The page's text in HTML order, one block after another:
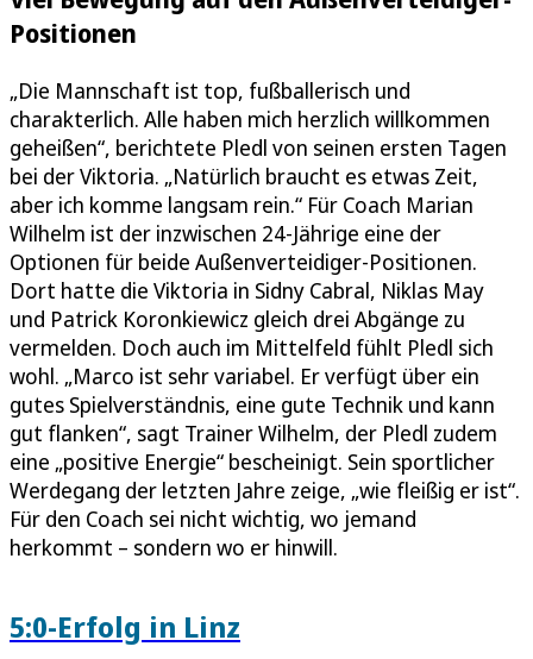
Positionen
„Die Mannschaft ist top, fußballerisch und
charakterlich. Alle haben mich herzlich willkommen
geheißen“, berichtete Pledl von seinen ersten Tagen
bei der Viktoria. „Natürlich braucht es etwas Zeit,
aber ich komme langsam rein.“ Für Coach Marian
Wilhelm ist der inzwischen 24-Jährige eine der
Optionen für beide Außenverteidiger-Positionen.
Dort hatte die Viktoria in Sidny Cabral, Niklas May
und Patrick Koronkiewicz gleich drei Abgänge zu
vermelden. Doch auch im Mittelfeld fühlt Pledl sich
wohl. „Marco ist sehr variabel. Er verfügt über ein
gutes Spielverständnis, eine gute Technik und kann
gut flanken“, sagt Trainer Wilhelm, der Pledl zudem
eine „positive Energie“ bescheinigt. Sein sportlicher
Werdegang der letzten Jahre zeige, „wie fleißig er ist“.
Für den Coach sei nicht wichtig, wo jemand
herkommt – sondern wo er hinwill.
5:0-Erfolg in Linz